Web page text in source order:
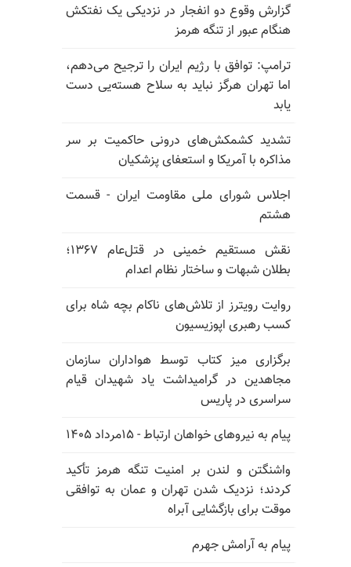
گزارش وقوع دو انفجار در نزدیکی یک نفتکش
هنگام عبور از تنگه هرمز
ترامپ: توافق با رژیم ایران را ترجیح می‌دهم،
اما تهران هرگز نباید به سلاح هسته‌یی دست
یابد
تشدید کشمکش‌های درونی حاکمیت بر سر
مذاکره با آمریکا و استعفای پزشکیان
اجلاس شورای ملی مقاومت ایران - قسمت
هشتم
نقش مستقیم خمینی در قتل‌عام ۱۳۶۷؛
بطلان شبهات و ساختار نظام اعدام
روایت رویترز از تلاش‌های ناکام بچه شاه برای
کسب رهبری اپوزیسیون
برگزاری میز کتاب توسط هواداران سازمان
مجاهدین در گرامیداشت یاد شهیدان قیام
سراسری در پاریس
پیام به نیروهای خواهان ارتباط - ۱۵مرداد ۱۴۰۵
واشنگتن و لندن بر امنیت تنگه هرمز تأکید
کردند؛ نزدیک شدن تهران و عمان به توافقی
موقت برای بازگشایی آبراه
پیام به آرامش جهرم